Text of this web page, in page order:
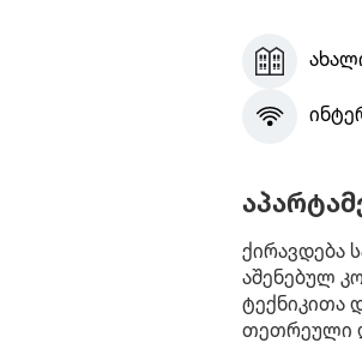
ქირავდება
აშენებულ
ტექნიკითა
თეთრეული